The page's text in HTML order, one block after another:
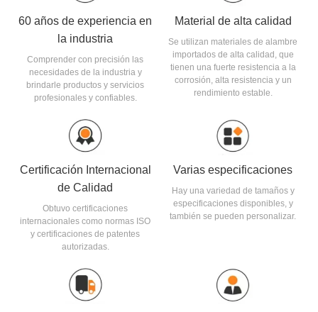
60 años de experiencia en
la industria
Comprender con precisión las
necesidades de la industria y
brindarle productos y servicios
profesionales y confiables.
Material de alta calidad
Se utilizan materiales de alambre
importados de alta calidad, que
tienen una fuerte resistencia a la
corrosión, alta resistencia y un
rendimiento estable.
Certificación Internacional
de Calidad
Obtuvo certificaciones
internacionales como normas ISO
y certificaciones de patentes
autorizadas.
Varias especificaciones
Hay una variedad de tamaños y
especificaciones disponibles, y
también se pueden personalizar.